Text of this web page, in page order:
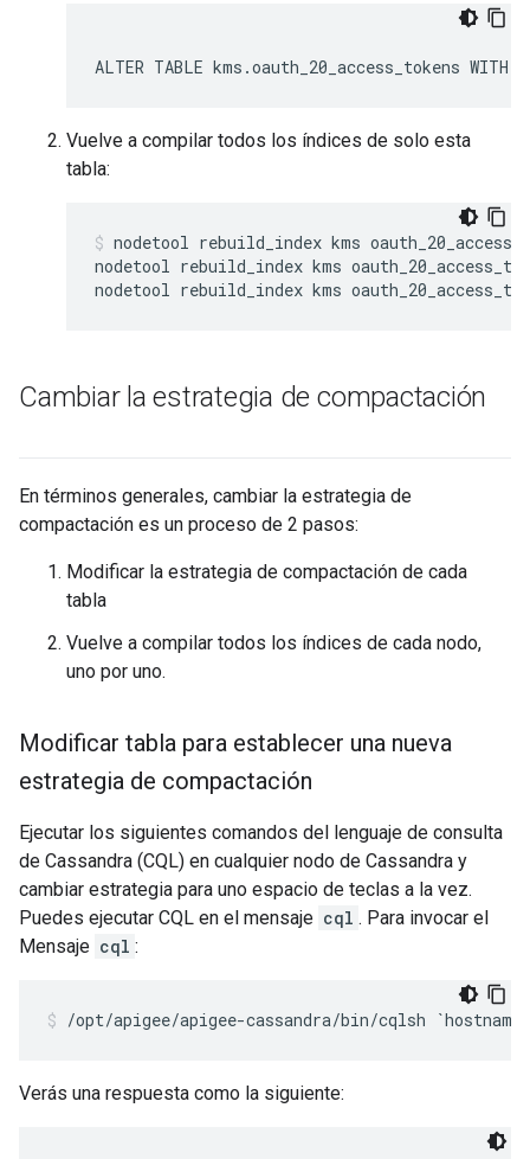
ALTER TABLE kms.oauth_20_access_tokens
Vuelve a compilar todos los índices de solo esta
tabla:
nodetool rebuild_index kms
nodetool rebuild_index kms
nodetool rebuild_index kms
Cambiar la estrategia de compactación
En términos generales, cambiar la estrategia de
compactación es un proceso de 2 pasos:
Modificar la estrategia de compactación de cada
tabla
Vuelve a compilar todos los índices de cada nodo,
uno por uno.
Modificar tabla para establecer una nueva
estrategia de compactación
Ejecutar los siguientes comandos del lenguaje de consulta
de Cassandra (CQL) en cualquier nodo de Cassandra y
cambiar estrategia para uno espacio de teclas a la vez.
Puedes ejecutar CQL en el mensaje cql . Para invocar el
Mensaje cql :
/opt/apigee/apigee-cassandra/bin/cqlsh
Verás una respuesta como la siguiente: